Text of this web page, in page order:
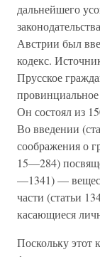
дальнейшего
Австрии был
кодекс.
Прусское
Он состоял из
Во введении
соображения о
15—284)
—1341) —
части (статьи
касающиеся
Поскольку этот